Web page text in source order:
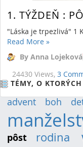
1. TÝŽDEŇ :
"Láska je trpezlivá" 1
Read More »
By Anna Lojeková
24430 Views, 3
RSS (Opens New
Showing 12 results.
Items per Page 20
First
Previous
TÉMY, O
advent (9)boh (9)
pôst (12)
rodina